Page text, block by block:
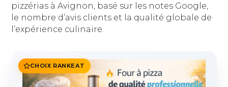
pizzérias à Avignon, basé sur les notes Google,
le nombre d’avis clients et la qualité globale de
l’expérience culinaire.
CHOIX RANKEAT